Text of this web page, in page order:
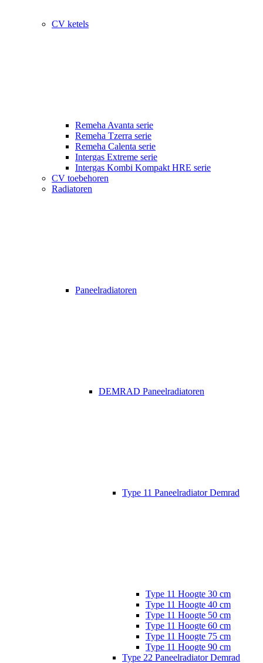
CV ketels
Remeha Avanta serie
Remeha Tzerra serie
Remeha Calenta serie
Intergas Extreme serie
Intergas Kombi Kompakt HRE serie
CV toebehoren
Radiatoren
Paneelradiatoren
DEMRAD Paneelradiatoren
Type 11 Paneelradiator Demrad
Type 11 Hoogte 30 cm
Type 11 Hoogte 40 cm
Type 11 Hoogte 50 cm
Type 11 Hoogte 60 cm
Type 11 Hoogte 75 cm
Type 11 Hoogte 90 cm
Type 22 Paneelradiator Demrad